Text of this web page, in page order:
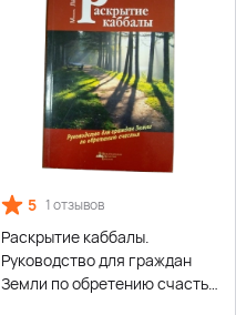
5 1 отзывов
Раскрытие каббалы.
Руководство для граждан
Земли по обретению счастья